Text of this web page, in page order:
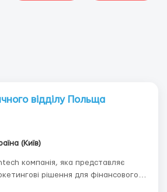
відділу Польща
(Київ)
компанія, яка представляє
рішення для фінансового
– підвищити фінансову